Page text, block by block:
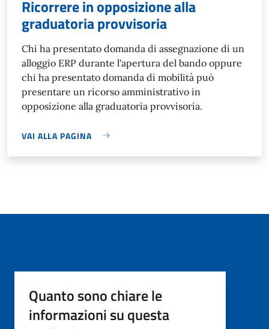
Ricorrere in opposizione alla
graduatoria provvisoria
Chi ha presentato domanda di assegnazione di un
alloggio ERP durante l'apertura del bando oppure
chi ha presentato domanda di mobilità può
presentare un ricorso amministrativo in
opposizione alla graduatoria provvisoria.
VAI ALLA PAGINA
Quanto sono chiare le
informazioni su questa